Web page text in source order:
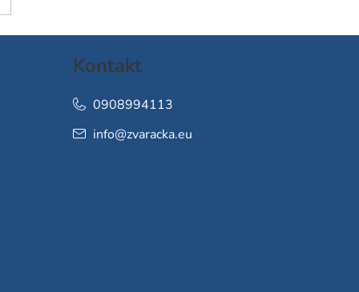
Kontakt
info@zvaracka.eu
0908994113